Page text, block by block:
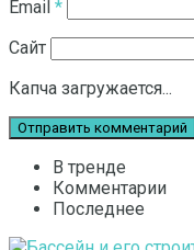
Email *
Сайт
Капча загружается...
В тренде
Комментарии
Последнее